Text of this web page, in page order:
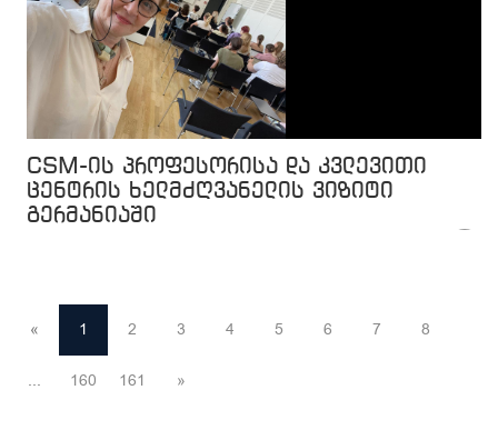
CSM-ის პროფესორისა და კვლევითი
ცენტრის ხელმძღვანელის ვიზიტი
გერმანიაში
« 1 2 3 4 5 6 7 8
... 160 161 »